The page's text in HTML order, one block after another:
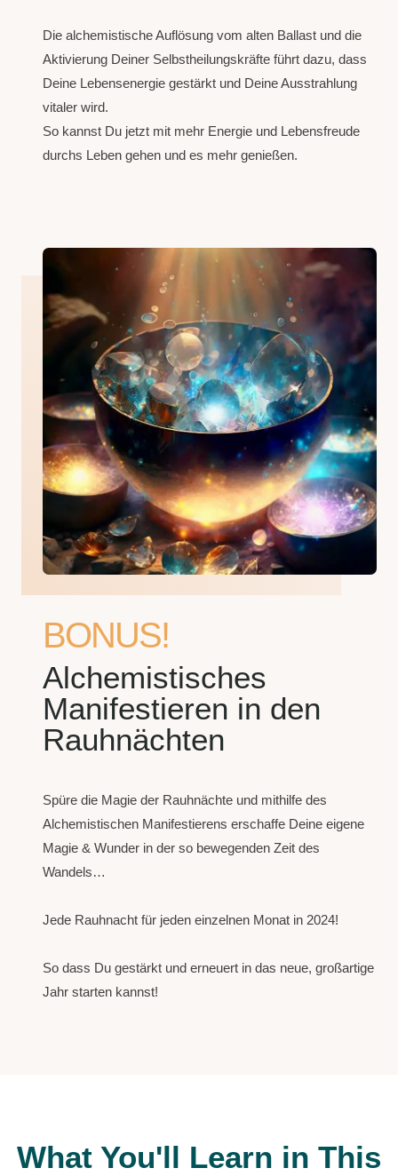
Die alchemistische Auflösung vom alten Ballast und die
Aktivierung Deiner Selbstheilungskräfte führt dazu, dass
Deine Lebensenergie gestärkt und Deine Ausstrahlung
vitaler wird.
So kannst Du jetzt mit mehr Energie und Lebensfreude
durchs Leben gehen und es mehr genießen.
BONUS!
Alchemistisches
Manifestieren in den
Rauhnächten
Spüre die Magie der Rauhnächte und mithilfe des
Alchemistischen Manifestierens erschaffe Deine eigene
Magie & Wunder in der so bewegenden Zeit des
Wandels…
Jede Rauhnacht für jeden einzelnen Monat in 2024!
So dass Du gestärkt und erneuert in das neue, großartige
Jahr starten kannst!
What You'll Learn in This